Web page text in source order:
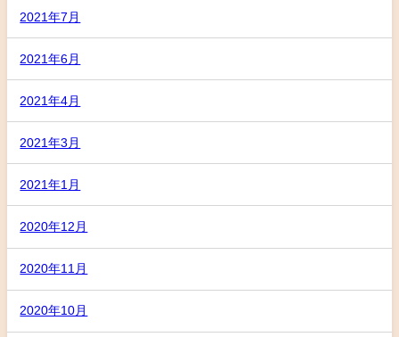
2021年7月
2021年6月
2021年4月
2021年3月
2021年1月
2020年12月
2020年11月
2020年10月